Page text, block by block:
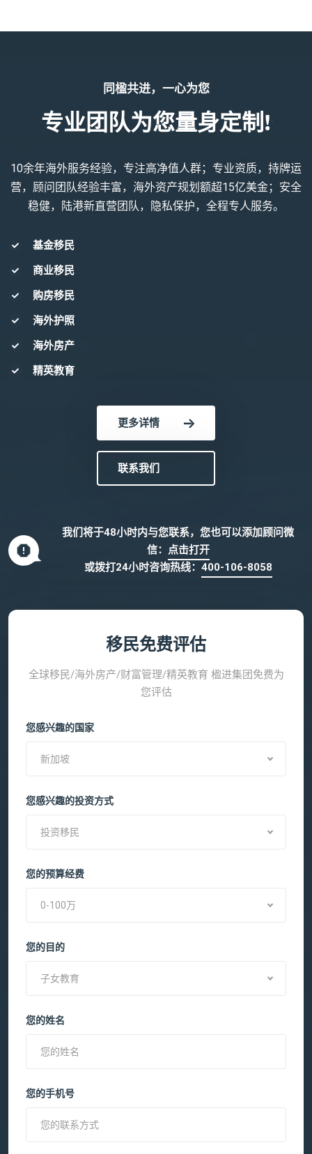
同楹共进，一心为您
专业团队为您量身定制!
10余年海外服务经验，专注高净值人群；专业资质，持牌运
营，顾问团队经验丰富，海外资产规划额超15亿美金；安全
稳健，陆港新直营团队，隐私保护，全程专人服务。
基金移民
商业移民
购房移民
海外护照
海外房产
精英教育
更多详情
联系我们
我们将于48小时内与您联系，您也可以添加顾问微
信： 点击打开
或拨打24小时咨询热线： 400-106-8058
移民免费评估
全球移民/海外房产/财富管理/精英教育 楹进集团免费为
您评估
您感兴趣的国家
新加坡
您感兴趣的投资方式
投资移民
您的预算经费
0-100万
您的目的
子女教育
您的姓名
您的手机号